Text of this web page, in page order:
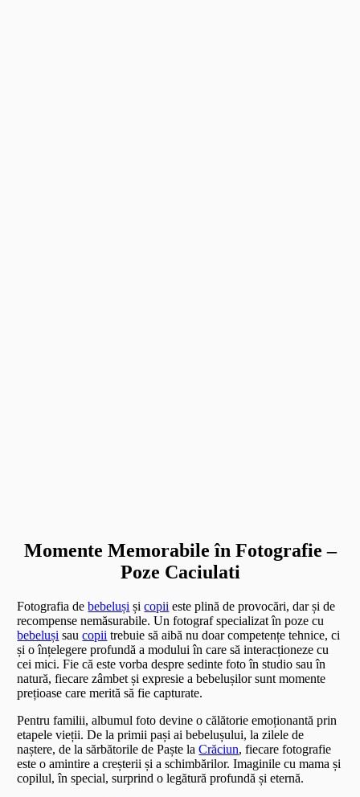
Momente Memorabile în Fotografie –
Poze Caciulati
Fotografia debebeluși șicopii este plină de provocări, dar și de
recompense nemăsurabile. Un fotograf specializat în poze cu
bebeluși saucopii trebuie să aibă nu doar competențe tehnice, ci
și o înțelegere profundă a modului în care să interacționeze cu
cei mici. Fie că este vorba despre sedinte foto în studio sau în
natură, fiecare zâmbet și expresie a bebelușilor sunt momente
prețioase care merită să fie capturate.
Pentru familii, albumul foto devine o călătorie emoționantă prin
etapele vieții. De la primii pași ai bebelușului, la zilele de
naștere, de la sărbătorile de Paște laCrăciun, fiecare fotografie
este o amintire a creșterii și a schimbărilor. Imaginile cu mama și
copilul, în special, surprind o legătură profundă și eternă.